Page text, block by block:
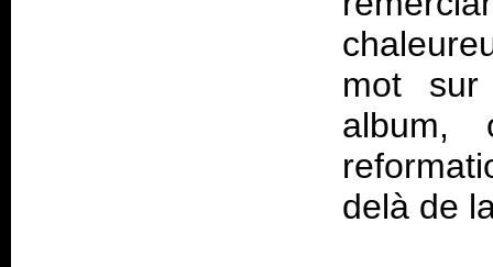
mot sur
album,
delà de